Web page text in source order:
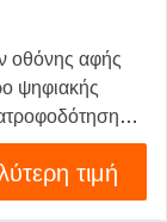
οθόνης αφής
ψηφιακής
τιμή